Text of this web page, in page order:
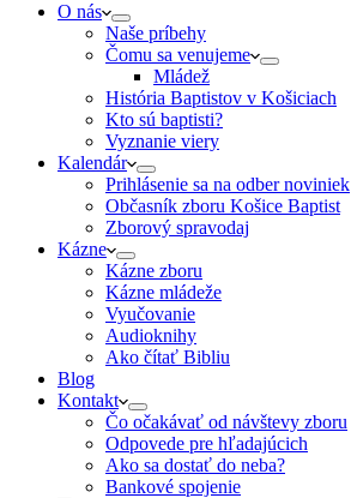
O nás
Naše príbehy
Čomu sa venujeme
Mládež
História Baptistov v Košiciach
Kto sú baptisti?
Vyznanie viery
Kalendár
Prihlásenie sa na odber noviniek
Občasník zboru Košice Baptist
Zborový spravodaj
Kázne
Kázne zboru
Kázne mládeže
Vyučovanie
Audioknihy
Ako čítať Bibliu
Blog
Kontakt
Čo očakávať od návštevy zboru
Odpovede pre hľadajúcich
Ako sa dostať do neba?
Bankové spojenie